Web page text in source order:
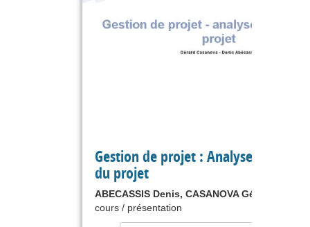
Gestion de projet : Analyse
du projet
ABECASSIS Denis, CASANOVA Gérard
cours / présentation